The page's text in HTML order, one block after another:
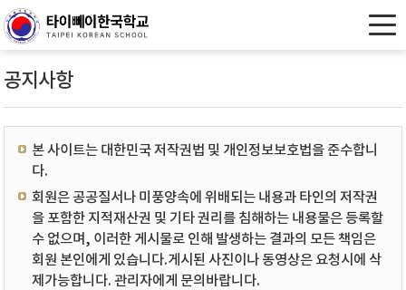
공지사항
본 사이트는 대한민국 저작권법 및 개인정보보호법을 준수합니
다.
회원은 공공질서나 미풍양속에 위배되는 내용과 타인의 저작권
을 포함한 지적재산권 및 기타 권리를 침해하는 내용물은 등록할
수 없으며, 이러한 게시물로 인해 발생하는 결과의 모든 책임은
회원 본인에게 있습니다.게시된 사진이나 동영상은 요청시에 삭
제가능합니다. 관리자에게 문의바랍니다.